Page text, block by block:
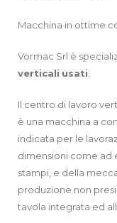
Macchina in ottime
Vormac Srl è
verticali usati
Il centro di lavoro
è una macchina a
indicata per le
dimensioni come ad
stampi, e della
produzione non
tavola integrata ed